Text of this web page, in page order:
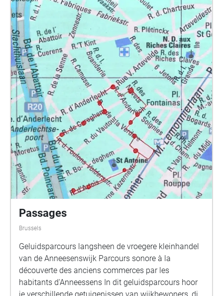
Rina Govers Met de steun van de gemeente
Anderlecht Muziek: Baptiste Argouarc'h
Eindmontage en mixage: Wederik De Backer
Passages
Brussels
Geluidsparcours langsheen de vroegere kleinhandel
van de Anneesenswijk Parcours sonore à la
découverte des anciens commerces par les
habitants d'Anneessens In dit geluidsparcours hoor